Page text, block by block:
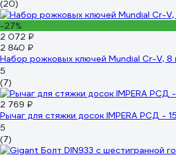
(20)
-27%
2 072 ₽
2 840 ₽
Набор рожковых ключей Mundial Cr-V,
5
(7)
2 769 ₽
Рычаг для стяжки досок IMPERA РСД -
5
(7)